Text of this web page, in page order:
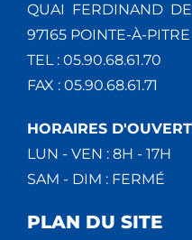
QUAI FERDINAND
97165 POINTE-À-
TEL : 05.90.68.61.70
FAX : 05.90.68.61.71
HORAIRES
LUN - VEN : 8H - 17H
SAM - DIM : FERMÉ
PLAN DU SITE